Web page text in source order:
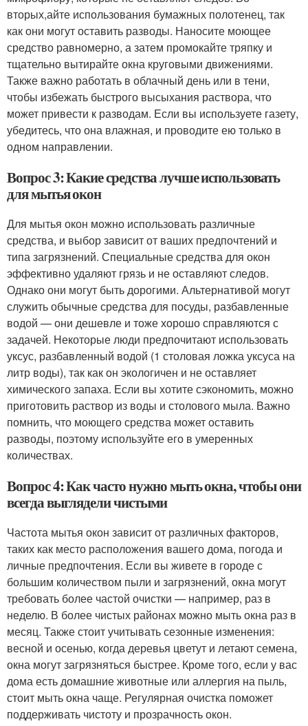
вторых,айте использования бумажных полотенец, так
как они могут оставить разводы. Наносите моющее
средство равномерно, а затем промокайте тряпку и
тщательно вытирайте окна круговыми движениями.
Также важно работать в облачный день или в тени,
чтобы избежать быстрого высыхания раствора, что
может привести к разводам. Если вы используете газету,
убедитесь, что она влажная, и проводите ею только в
одном направлении.
Вопрос 3: Какие средства лучше использовать
для мытья окон
Для мытья окон можно использовать различные
средства, и выбор зависит от ваших предпочтений и
типа загрязнений. Специальные средства для окон
эффективно удаляют грязь и не оставляют следов.
Однако они могут быть дорогими. Альтернативой могут
служить обычные средства для посуды, разбавленные
водой — они дешевле и тоже хорошо справляются с
задачей. Некоторые люди предпочитают использовать
уксус, разбавленный водой (1 столовая ложка уксуса на
литр воды), так как он экологичен и не оставляет
химического запаха. Если вы хотите сэкономить, можно
приготовить раствор из воды и столового мыла. Важно
помнить, что моющего средства может оставить
разводы, поэтому используйте его в умеренных
количествах.
Вопрос 4: Как часто нужно мыть окна, чтобы они
всегда выглядели чистыми
Частота мытья окон зависит от различных факторов,
таких как место расположения вашего дома, погода и
личные предпочтения. Если вы живете в городе с
большим количеством пыли и загрязнений, окна могут
требовать более частой очистки — например, раз в
неделю. В более чистых районах можно мыть окна раз в
месяц. Также стоит учитывать сезонные изменения:
весной и осенью, когда деревья цветут и летают семена,
окна могут загрязняться быстрее. Кроме того, если у вас
дома есть домашние животные или аллергия на пыль,
стоит мыть окна чаще. Регулярная очистка поможет
поддерживать чистоту и прозрачность окон.